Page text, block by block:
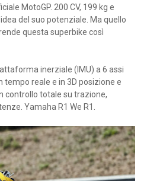
MotoGP. 200 CV, 199 kg e
del suo potenziale. Ma quello
questa superbike così
inerziale (IMU) a 6 assi
tempo reale e in 3D posizione e
controllo totale su trazione,
Yamaha R1 We R1.